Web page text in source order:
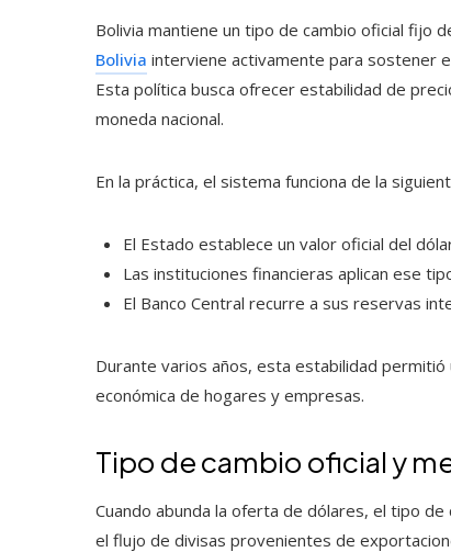
Bolivia mantiene un tipo de cambio oficial fijo
Bolivia interviene activamente para sostener
Esta política busca ofrecer estabilidad de
moneda nacional.
En la práctica, el sistema funciona de la
El Estado establece un valor oficial del
Las instituciones financieras aplican ese
El Banco Central recurre a sus reservas
Durante varios años, esta estabilidad
económica de hogares y empresas.
Tipo de cambio oficial y
Cuando abunda la oferta de dólares, el tipo
el flujo de divisas provenientes de